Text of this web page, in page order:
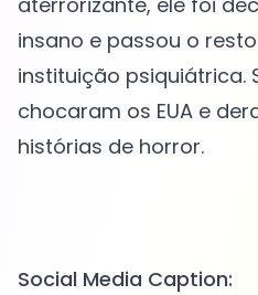
insano e passou o
instituição psiquiátrica.
chocaram os EUA e
histórias de horror.
Social Media Caption: